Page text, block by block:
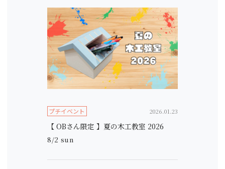
プチイベント 2026.01.23
【 OBさん限定 】夏の木工教室 2026
8/2 sun